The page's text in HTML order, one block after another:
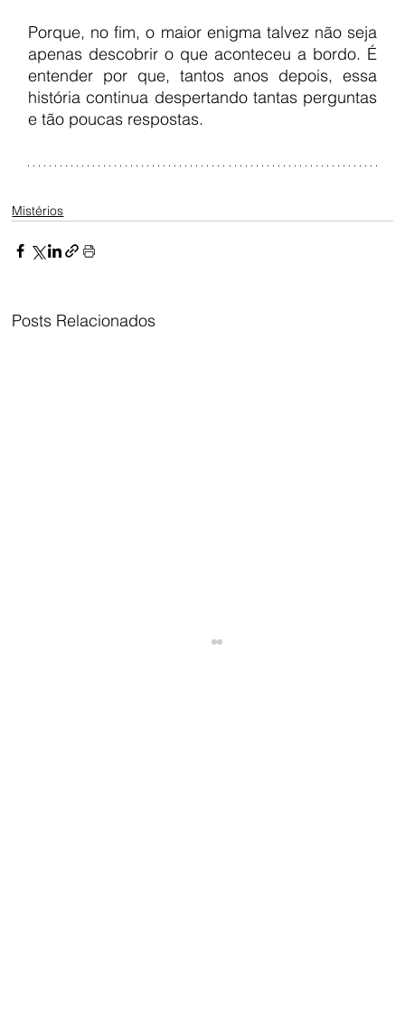
Porque, no fim, o maior enigma talvez não seja
apenas descobrir o que aconteceu a bordo. É
entender por que, tantos anos depois, essa
história continua despertando tantas perguntas
e tão poucas respostas.
Mistérios
Posts Relacionados